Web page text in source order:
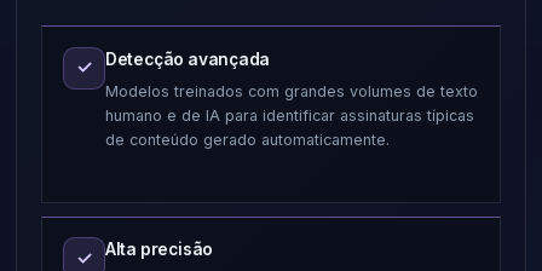
✓ Detecção avançada
Modelos treinados com grandes volumes de texto
humano e de IA para identificar assinaturas típicas
de conteúdo gerado automaticamente.
✓ Alta precisão